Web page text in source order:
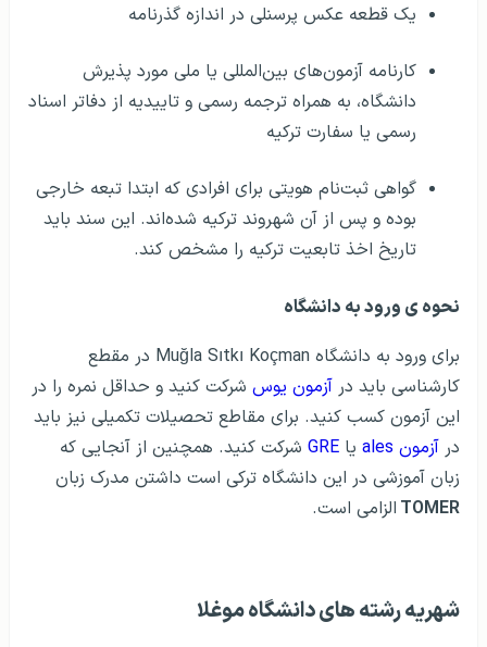
یک قطعه عکس پرسنلی در اندازه گذرنامه
کارنامه آزمون‌های بین‌المللی یا ملی مورد پذیرش
دانشگاه، به همراه ترجمه رسمی و تاییدیه از دفاتر اسناد
رسمی یا سفارت ترکیه
گواهی ثبت‌نام هویتی برای افرادی که ابتدا تبعه خارجی
بوده و پس از آن شهروند ترکیه شده‌اند. این سند باید
تاریخ اخذ تابعیت ترکیه را مشخص کند.
نحوه ی ورود به دانشگاه
برای ورود به دانشگاه Muğla Sıtkı Koçman در مقطع
کارشناسی باید در آزمون یوس شرکت کنید و حداقل نمره را در
این آزمون کسب کنید. برای مقاطع تحصیلات تکمیلی نیز باید
در آزمون ales یا GRE شرکت کنید. همچنین از آنجایی که
زبان آموزشی در این دانشگاه ترکی است داشتن مدرک زبان
TOMER الزامی است.
شهریه رشته‌ های دانشگاه موغلا